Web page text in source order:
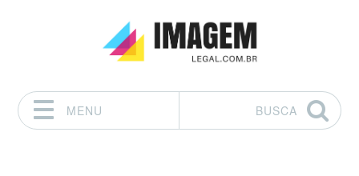
MENU
BUSCA